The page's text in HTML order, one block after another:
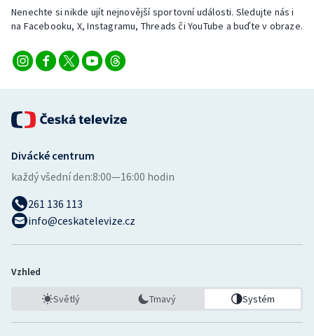
Veslování
Vodní slalom
Volejbal
Ostatní
Nenechte si nikde ujít nejnovější sportovní události. Sledujte nás i
na Facebooku, X, Instagramu, Threads či YouTube a buďte v obraze.
Divácké centrum
každý všední den:8:00—16:00 hodin
261 136 113
info@ceskatelevize.cz
Vzhled
Světlý Tmavý Systém